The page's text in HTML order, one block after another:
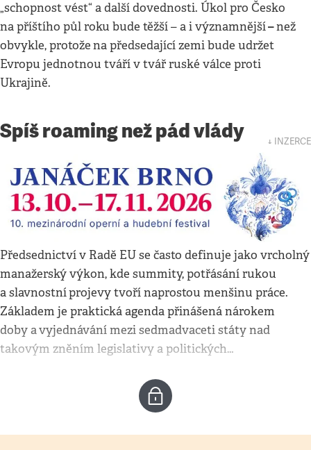
„schopnost vést“ a další dovednosti. Úkol pro Česko
na příštího půl roku bude těžší – a i významnější–než
obvykle, protožena předsedající zemi bude udržet
Evropu jednotnou tváří v tvář ruské válce proti
Ukrajině.
Spíš roaming než pád vlády ↓ INZERCE
Předsednictví v Radě EU se často definuje jako vrcholný
manažerský výkon, kde summity, potřásání rukou
a slavnostníprojevy tvoří naprostou menšinu práce.
Základem je praktická agenda přinášená nárokem
doby avyjednávání mezi sedmadvaceti státy nad
takovým zněním legislativy a politických…